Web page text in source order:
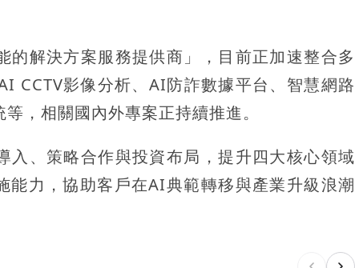
解決方案服務提供商」，目前正加速整合多
CCTV影像分析、AI防詐數據平台、智慧網路
，相關國內外專案正持續推進。
、策略合作與投資布局，提升四大核心領域
力，協助客戶在AI典範轉移與產業升級浪潮